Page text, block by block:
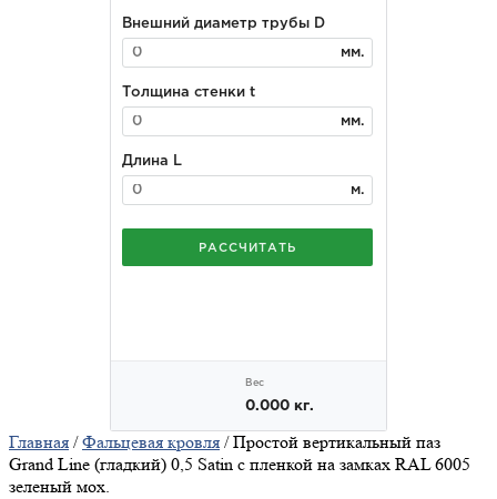
Главная /Фальцевая кровля / Простой вертикальный паз
Grand Line (гладкий) 0,5 Satin с пленкой на замках RAL 6005
зеленый мох.